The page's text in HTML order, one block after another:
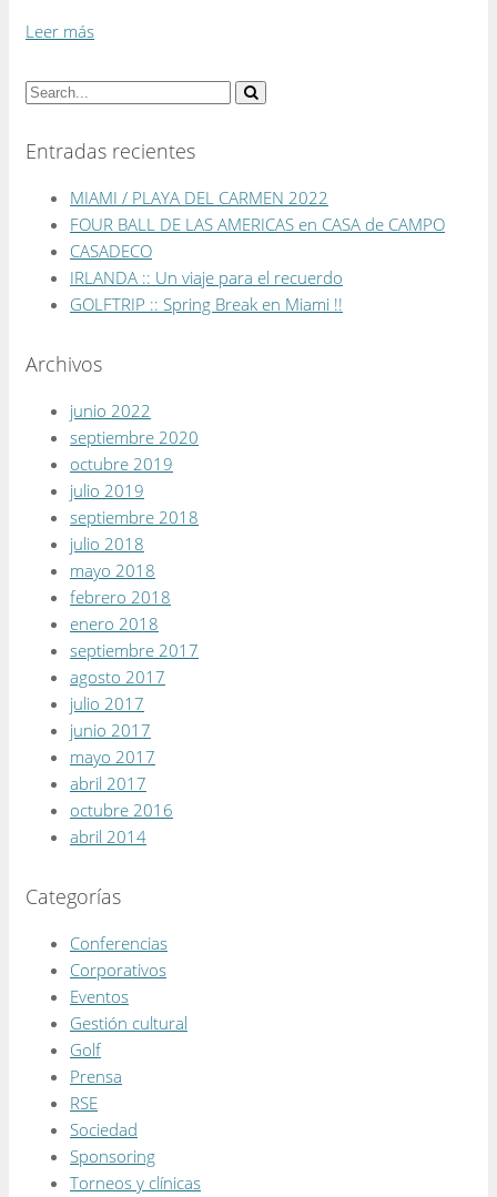
Leer más
Entradas recientes
MIAMI / PLAYA DEL CARMEN 2022
FOUR BALL DE LAS AMERICAS en CASA de CAMPO
CASADECO
IRLANDA :: Un viaje para el recuerdo
GOLFTRIP :: Spring Break en Miami !!
Archivos
junio 2022
septiembre 2020
octubre 2019
julio 2019
septiembre 2018
julio 2018
mayo 2018
febrero 2018
enero 2018
septiembre 2017
agosto 2017
julio 2017
junio 2017
mayo 2017
abril 2017
octubre 2016
abril 2014
Categorías
Conferencias
Corporativos
Eventos
Gestión cultural
Golf
Prensa
RSE
Sociedad
Sponsoring
Torneos y clínicas